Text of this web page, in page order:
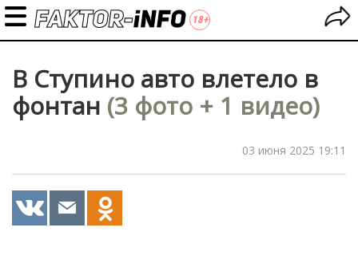
В Ступино авто влетело в
фонтан (3 фото + 1 видео)
03 июня 2025 19:11